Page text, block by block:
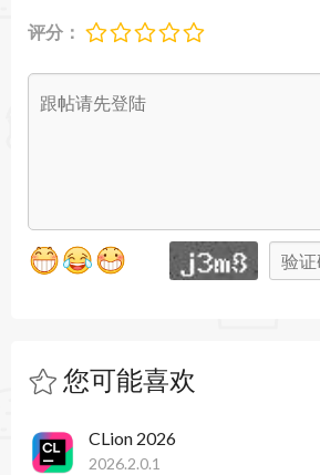
Retina 显示屏支持：针对 Mac 的
触控板手势，提高工作效率。
WebStorm 2024 Mac版的安装和
WebStorm 2024 最新版本，并根
个性化配置，如插件安装、外观
评分：
您可能喜欢
CLion 2026
2026.2.0.1